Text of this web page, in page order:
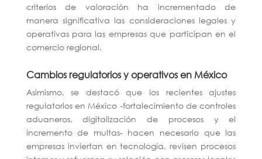
criterios de valoración ha incrementado de
manera significativa las consideraciones legales y
operativas para las empresas que participan en el
comercio regional.
Cambios regulatorios y operativos en México
Asimismo, se destacó que los recientes ajustes
regulatorios en México -fortalecimiento de controles
aduaneros, digitalización de procesos y el
incremento de multas- hacen necesario que las
empresas inviertan en tecnología, revisen procesos